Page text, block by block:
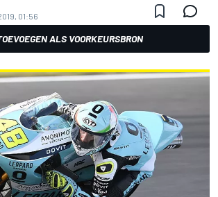
01:56
ALS VOORKEURSBRON